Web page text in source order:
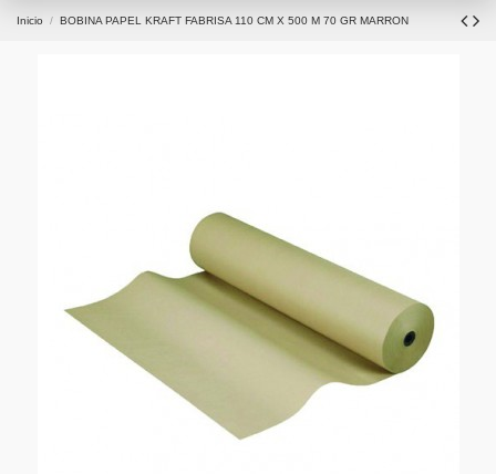
Inicio BOBINA PAPEL KRAFT FABRISA 110 CM X 500 M 70 GR MARRON